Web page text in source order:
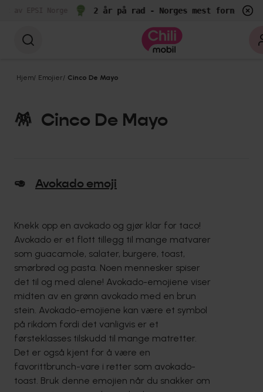
av EPSI Norge 2 år på rad - Norges mest fornøyde
Hjem/ Emojier/ Cinco De Mayo
🪅 Cinco De Mayo
🥑 Avokado emoji
Knekk opp en avokado og gjør klar for taco!
Avokado er et flott tillegg til mange matvarer
som guacamole, salater, burgere, toast,
smørbrød og pasta. Noen mennesker spiser
det til og med alene! Avokado-emojiene viser
midten av en grønn avokado med en brun
stein. Avokado-emojiene kan være et symbol
på rikdom fordi det vanligvis er et
førsteklasses tilskudd til mange matretter.
Det er også kjent for å være en
favorittbrunch-vare i retter som avokado-
toast. Bruk denne emojien når du snakker om